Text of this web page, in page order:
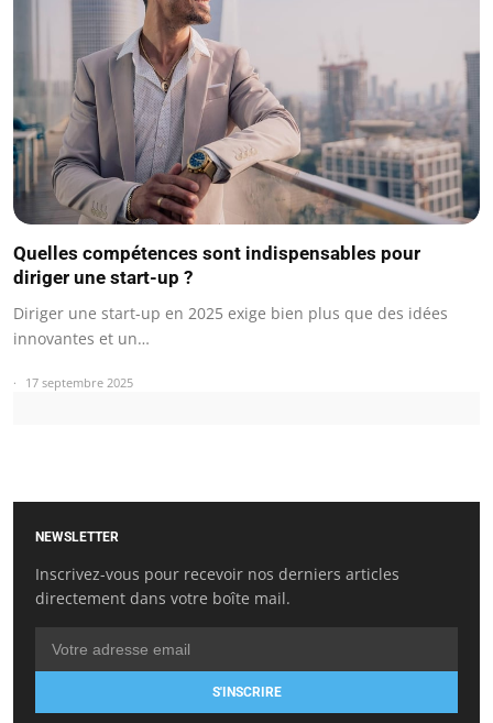
Quelles compétences sont indispensables pour
diriger une start-up ?
Diriger une start-up en 2025 exige bien plus que des idées
innovantes et un…
17 septembre 2025
NEWSLETTER
Inscrivez-vous pour recevoir nos derniers articles
directement dans votre boîte mail.
S'INSCRIRE